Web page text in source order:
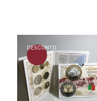
DESCONTO